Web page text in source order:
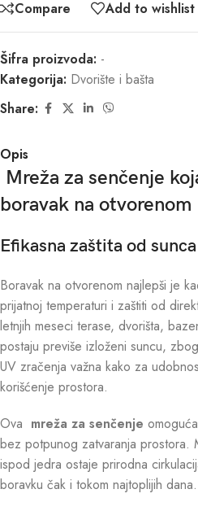
Compare
Add to wishlist
Šifra proizvoda: -
Kategorija: Dvorište i bašta
Share:
Opis
Mreža za senčenje
boravak na otvorenom
Efikasna zaštita od
Boravak na otvorenom najlepši je
prijatnoj temperaturi i zaštiti od
letnjih meseci terase, dvorišta,
postaju previše izloženi suncu,
UV zračenja važna kako za
korišćenje prostora.
Ova mreža za senčenje
bez potpunog zatvaranja prostora.
ispod jedra ostaje prirodna
boravku čak i tokom najtoplijih dana.